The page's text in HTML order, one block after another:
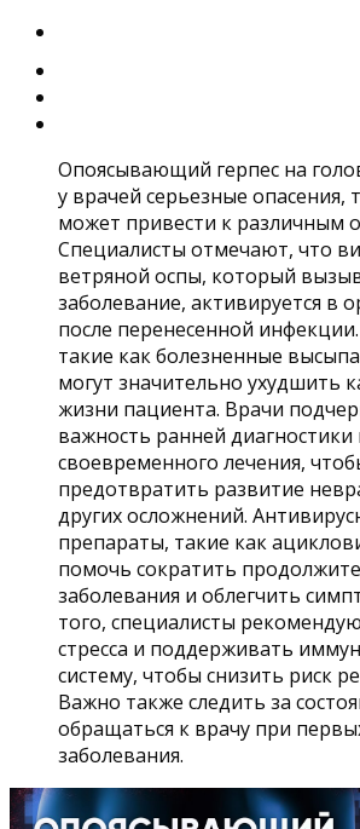
Опоясывающий герпес на
у врачей серьезные опасения,
может привести к различным
Специалисты отмечают, что
ветряной оспы, который
заболевание, активируется в
после перенесенной
такие как болезненные
могут значительно ухудшить
жизни пациента. Врачи
важность ранней диагностики
своевременного лечения,
предотвратить развитие
других осложнений.
препараты, такие как
помочь сократить
заболевания и облегчить
того, специалисты
стресса и поддерживать
систему, чтобы снизить риск
Важно также следить за
обращаться к врачу при
заболевания.